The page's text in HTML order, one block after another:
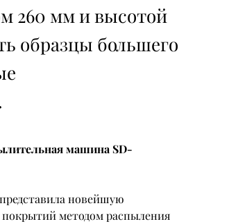
260 мм и высотой
образцы большего
машина SD-
новейшую
методом распыления